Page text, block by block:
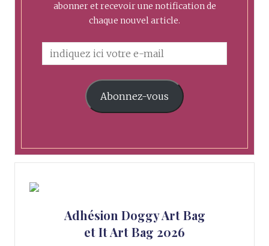
abonner et recevoir une notification de
chaque nouvel article.
Abonnez-vous
Adhésion Doggy Art Bag
et It Art Bag 2026